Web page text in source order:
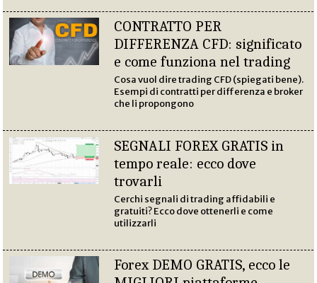
CONTRATTO PER
DIFFERENZA CFD: significato
e come funziona nel trading
Cosa vuol dire trading CFD (spiegati bene).
Esempi di contratti per differenza e broker
che li propongono
SEGNALI FOREX GRATIS in
tempo reale: ecco dove
trovarli
Cerchi segnali di trading affidabili e
gratuiti? Ecco dove ottenerli e come
utilizzarli
Forex DEMO GRATIS, ecco le